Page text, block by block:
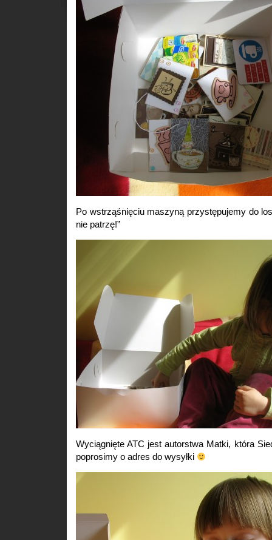
Po wstrząśnięciu maszyną przystępujemy do
nie patrzę!”
Wyciągnięte ATC jest autorstwa Matki, która
poprosimy o adres do wysyłki